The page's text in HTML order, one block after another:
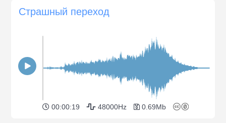
Страшный переход
00:00:19 48000Hz 0.69Mb